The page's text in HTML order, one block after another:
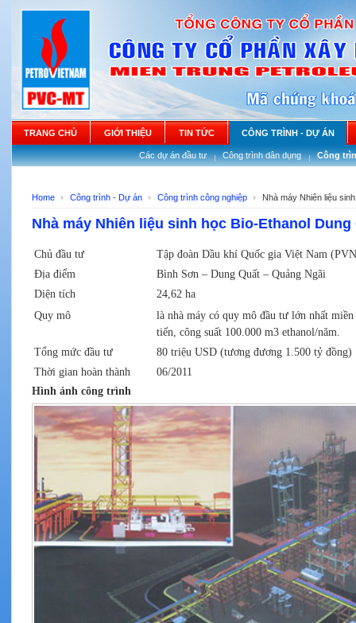
TRANG CHỦ GIỚI THIỆU TIN TỨC CÔNG TRÌNH - DỰ ÁN
Các dự án đầu tư Công trình dân dụng Công
Home Công trình - Dự án Công trình công nghiệp Nhà máy Nhiên liệu
Nhà máy Nhiên liệu sinh học Bio-Ethanol Dung
Chủ đầu tư
Tập đoàn Dầu khí Quốc gia Việt Nam
Địa điểm
Bình Sơn – Dung Quất – Quảng Ngãi
Diện tích
24,62 ha
Quy mô
là nhà máy có quy mô đầu tư lớn nhất
tiến, công suất 100.000 m3 ethanol/năm.
Tổng mức đầu tư
80 triệu USD (tương đương 1.500 tỷ đồng)
Thời gian hoàn thành
06/2011
Hình ảnh công trình